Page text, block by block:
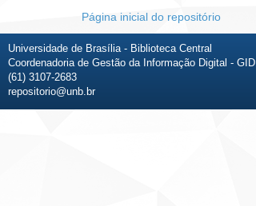
Página inicial do repositório
Universidade de Brasília - Biblioteca Central
Coordenadoria de Gestão da Informação Digital - GID
(61) 3107-2683
repositorio@unb.br